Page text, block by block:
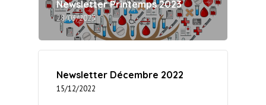
Newsletter Printemps 2023
28/03/2023
Newsletter Décembre 2022
15/12/2022